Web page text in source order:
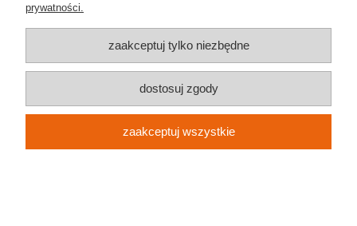
O nas
Świątniki Górne | NIP: 9442233786 | REGON: 383006170 | e-mail:
metalmeb.sklep@gmail.com| tel.607 489 426
pokaż pełną wersję strony
prywatności.
zaakceptuj tylko niezbędne
dostosuj zgody
zaakceptuj wszystkie